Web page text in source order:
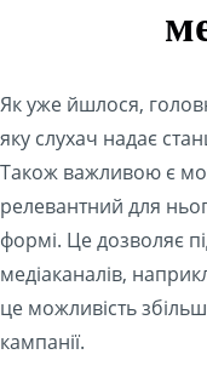
Як уже йшлося,
яку слухач надає
Також важливою є
релевантний для
формі. Це дозволяє
медіаканалів,
це можливість
кампанії.